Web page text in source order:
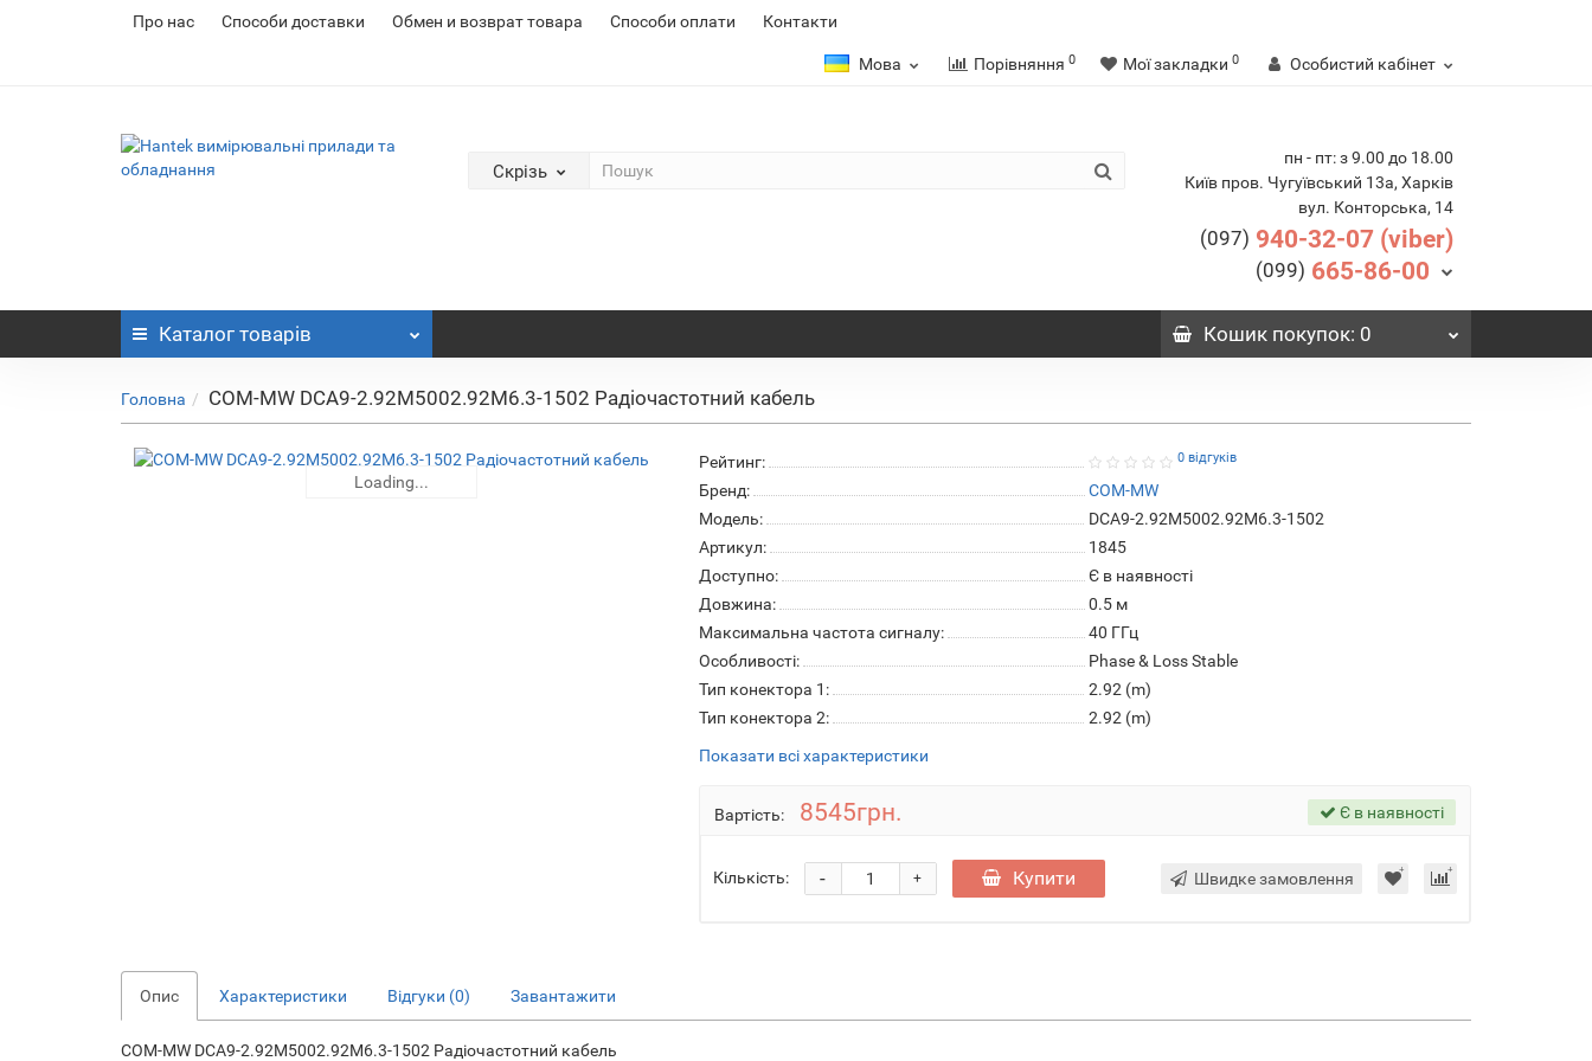
Про нас Cпособи доставки Обмен и возврат товара Способи оплати Контакти
Мова Порівняння 0 Мої закладки 0 Особистий кабінет
Скрізь
пн - пт: з 9.00 до 18.00
Київ пров. Чугуївський 13а, Харків
вул. Конторська, 14
(097) 940-32-07 (viber)
(099) 665-86-00
Каталог товарів Кошикпокупок: 0
Головна COM-MW DCA9-2.92M5002.92M6.3-1502 Радіочастотний кабель
Loading...
Loading...
Рейтинг: 0 відгуків
Бренд:
COM-MW
Модель:
DCA9-2.92M5002.92M6.3-1502
Артикул:
1845
Доступно:
Є в наявності
Довжина:
0.5 м
Максимальна частота сигналу:
40 ГГц
Особливості:
Phase & Loss Stable
Тип конектора 1:
2.92 (m)
Тип конектора 2:
2.92 (m)
Показати всі характеристики
Вартість: 8545грн. Є в наявності
Кількість: +
- Купити Швидке замовлення
Опис Характеристики Відгуки (0) Завантажити
COM-MW DCA9-2.92M5002.92M6.3-1502 Радіочастотний кабель